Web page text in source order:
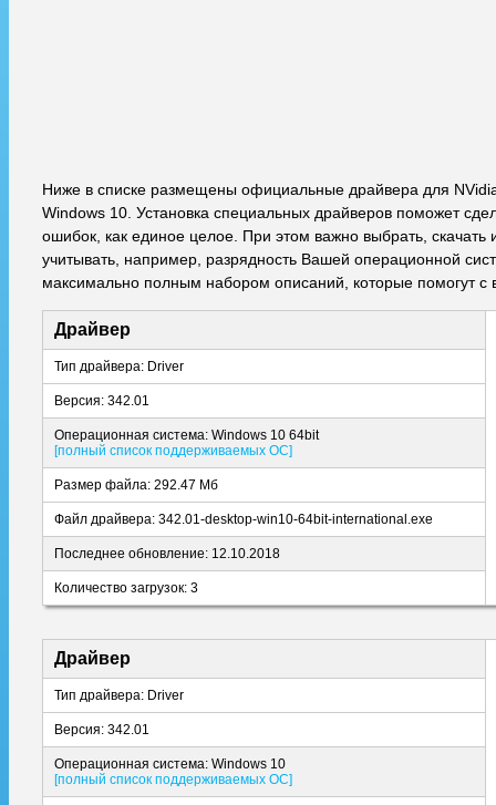
Ниже в списке размещены официальные драйвера для
Windows 10. Установка специальных драйверов поможет
ошибок, как единое целое. При этом важно выбрать,
учитывать, например, разрядность Вашей операционной
максимально полным набором описаний, которые помогут с
Драйвер
Тип драйвера: Driver
Версия: 342.01
Операционная система: Windows 10 64bit
[полный список поддерживаемых ОС]
Размер файла: 292.47 Мб
Файл драйвера: 342.01-desktop-win10-64bit-international.exe
Последнее обновление: 12.10.2018
Количество загрузок: 3
Драйвер
Тип драйвера: Driver
Версия: 342.01
Операционная система: Windows 10
[полный список поддерживаемых ОС]